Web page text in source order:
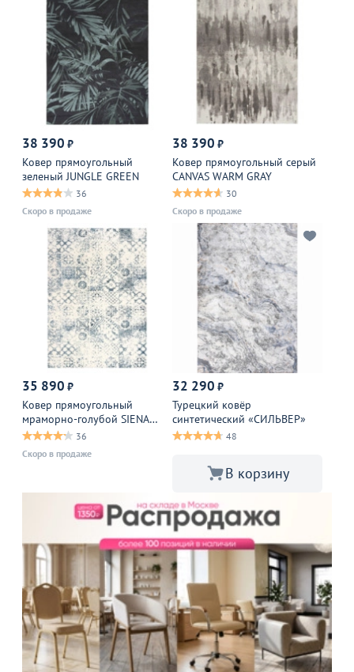
38 390 ₽
Ковер прямоугольный
зеленый JUNGLE GREEN
36
Скоро в продаже
38 390 ₽
Ковер прямоугольный серый
CANVAS WARM GRAY
30
Скоро в продаже
35 890 ₽
Ковер прямоугольный
мраморно-голубой SIENA
IVORY BLUE36
Скоро в продаже
32 290 ₽
Турецкий ковёр
синтетический «СИЛЬВЕР»
48
В корзину